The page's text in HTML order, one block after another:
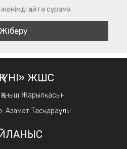
қайта сұрама
ҮНІ» ЖШС
Қаныш Жарылқасын
Азамат Тасқараұлы